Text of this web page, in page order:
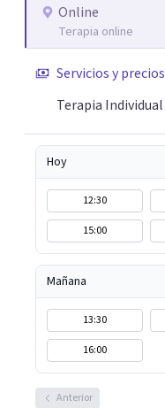
Online
Terapia online
Servicios y precios
Terapia Individual
Hoy
12:30
15:00
Mañana
13:30
16:00
Anterior